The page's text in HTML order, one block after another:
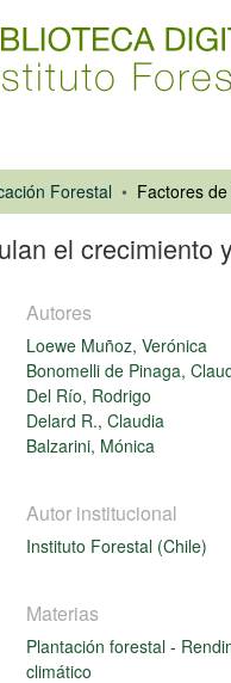
Forestal
el
Autores
Loewe Muñoz, Verónica
Bonomelli de Pinaga,
Del Río, Rodrigo
Delard R., Claudia
Balzarini, Mónica
Autor institucional
Instituto Forestal (Chile)
Materias
Plantación forestal -
climático